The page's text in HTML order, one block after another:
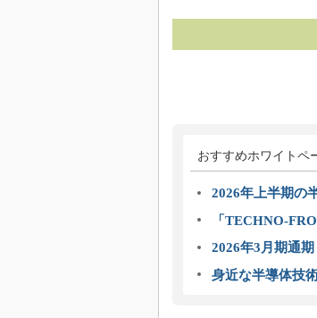
おすすめホワイトペ
2026年上半期の
「TECHNO-
2026年3月期通
身近な半導体技